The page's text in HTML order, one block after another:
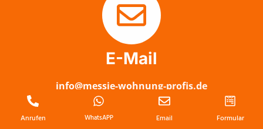
E-Mail
info@messie-wohnung-profis.de
Anrufen WhatsAPP Email Formular